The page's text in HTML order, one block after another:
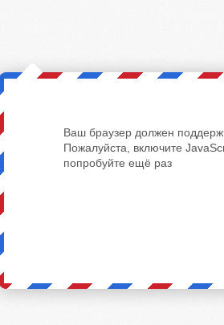
Ваш браузер должен
Пожалуйста, включите
попробуйте ещё раз